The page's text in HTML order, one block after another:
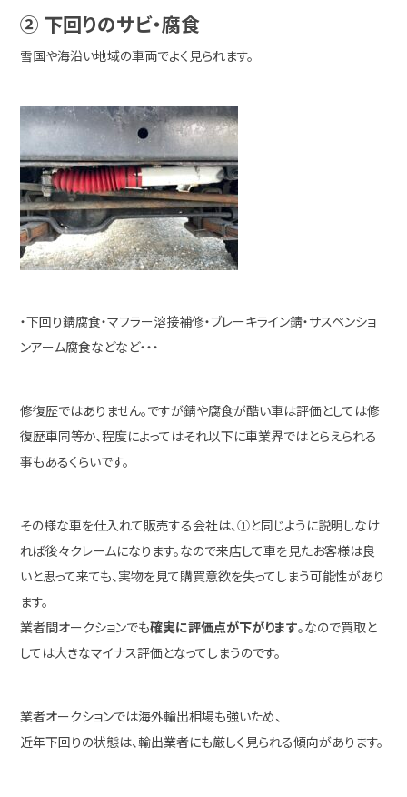
② 下回りのサビ・腐食
雪国や海沿い地域の車両でよく見られます。
・下回り錆腐食・マフラー溶接補修・ブレーキライン錆・サスペンショ
ンアーム腐食などなど・・・
修復歴ではありません。ですが錆や腐食が酷い車は評価としては修
復歴車同等か、程度によってはそれ以下に車業界ではとらえられる
事もあるくらいです。
その様な車を仕入れて販売する会社は、①と同じように説明しなけ
れば後々クレームになります。なので来店して車を見たお客様は良
いと思って来ても、実物を見て購買意欲を失ってしまう可能性があり
ます。
業者間オークションでも確実に評価点が下がります。なので買取と
しては大きなマイナス評価となってしまうのです。
業者オークションでは海外輸出相場も強いため、
近年下回りの状態は、輸出業者にも厳しく見られる傾向があります。